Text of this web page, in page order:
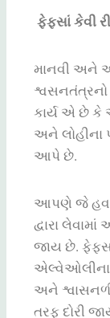
ફેફસાં કેવી
માનવી અને
શ્વસનતંત્રનો
કાર્ય એ છે કે
અને લોહીના
આપે છે.
આપણે જે
દ્વારા લેવામાં
જાય છે.
એલ્વેઓલીના
અને
તરફ દોરી